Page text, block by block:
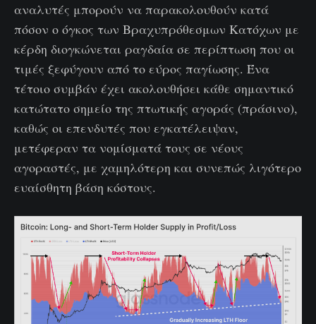
αναλυτές μπορούν να παρακολουθούν κατά
πόσον ο όγκος των Βραχυπρόθεσμων Κατόχων με
κέρδη διογκώνεται ραγδαία σε περίπτωση που οι
τιμές ξεφύγουν από το εύρος παγίωσης. Ένα
τέτοιο συμβάν έχει ακολουθήσει κάθε σημαντικό
κατώτατο σημείο της πτωτικής αγοράς (πράσινο),
καθώς οι επενδυτές που εγκατέλειψαν,
μετέφεραν τα νομίσματά τους σε νέους
αγοραστές, με χαμηλότερη και συνεπώς λιγότερο
ευαίσθητη βάση κόστους.